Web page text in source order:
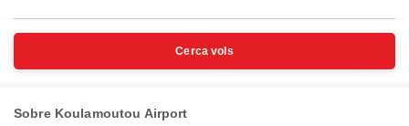
Cerca vols
Sobre Koulamoutou Airport